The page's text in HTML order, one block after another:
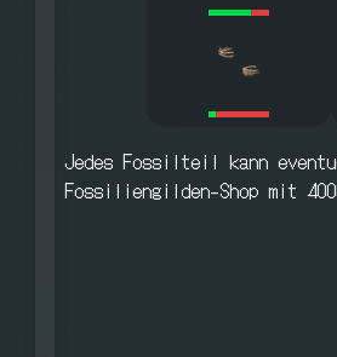
Jedes Fossilteil kann
Fossiliengilden-Shop mit